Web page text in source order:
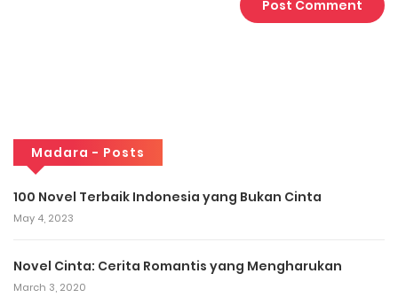
Madara - Posts
100 Novel Terbaik Indonesia yang Bukan Cinta
May 4, 2023
Novel Cinta: Cerita Romantis yang Mengharukan
March 3, 2020